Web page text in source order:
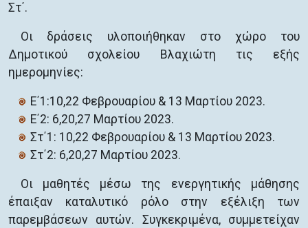
Στ΄.
Οι δράσεις υλοποιήθηκαν στο χώρο του
Δημοτικού σχολείου Βλαχιώτη τις εξής
ημερομηνίες:
Ε΄1:10,22 Φεβρουαρίου & 13 Μαρτίου 2023.
Ε΄2: 6,20,27 Μαρτίου 2023.
Στ΄1: 10,22 Φεβρουαρίου & 13 Μαρτίου 2023.
Στ΄2: 6,20,27 Μαρτίου 2023.
Οι μαθητές μέσω της ενεργητικής μάθησης
έπαιξαν καταλυτικό ρόλο στην εξέλιξη των
παρεμβάσεων αυτών. Συγκεκριμένα, συμμετείχαν